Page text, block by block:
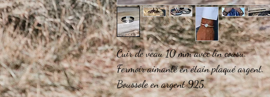
Cuir de veau 10 mm avec lin cousu.
Fermoir aimanté en étain plaqué argent.
Boussole en argent 925.